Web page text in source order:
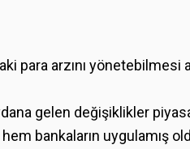
para arzını
gelen değişiklikler
bankaların uygulamış